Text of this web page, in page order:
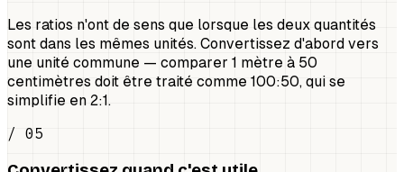
Les ratios n'ont de sens que lorsque les deux quantités
sont dans les mêmes unités. Convertissez d'abord vers
une unité commune — comparer 1 mètre à 50
centimètres doit être traité comme 100:50, qui se
simplifie en 2:1.
/ 05